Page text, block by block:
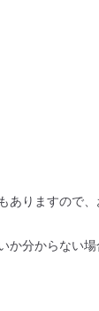
りますので、
分からない場